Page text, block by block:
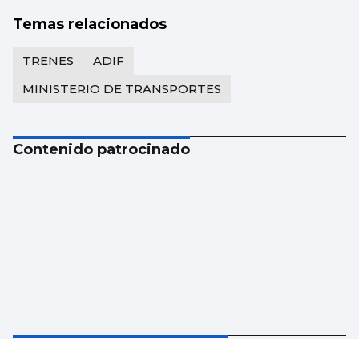
Temas relacionados
TRENES
ADIF
MINISTERIO DE TRANSPORTES
Contenido patrocinado